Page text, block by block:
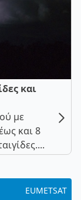
και
με
και 8
EUMETSAT